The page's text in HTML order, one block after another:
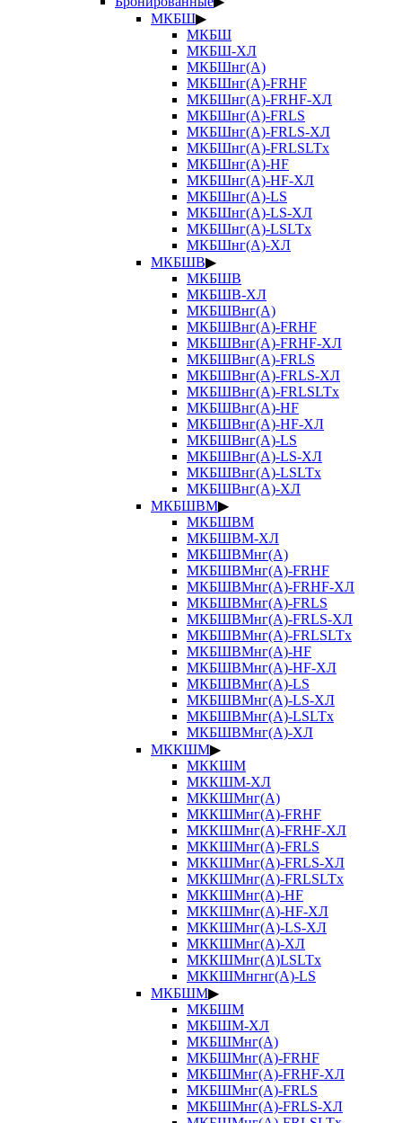
МКБШ▶
МКБШ
МКБШ-ХЛ
МКБШнг(А)
МКБШнг(А)-FRHF
МКБШнг(А)-FRHF-ХЛ
МКБШнг(А)-FRLS
МКБШнг(А)-FRLS-ХЛ
МКБШнг(А)-FRLSLTx
МКБШнг(А)-HF
МКБШнг(А)-HF-ХЛ
МКБШнг(А)-LS
МКБШнг(А)-LS-ХЛ
МКБШнг(А)-LSLTx
МКБШнг(А)-ХЛ
МКБШВ▶
МКБШВ
МКБШВ-ХЛ
МКБШВнг(А)
МКБШВнг(А)-FRHF
МКБШВнг(А)-FRHF-ХЛ
МКБШВнг(А)-FRLS
МКБШВнг(А)-FRLS-ХЛ
МКБШВнг(А)-FRLSLTx
МКБШВнг(А)-HF
МКБШВнг(А)-HF-ХЛ
МКБШВнг(А)-LS
МКБШВнг(А)-LS-ХЛ
МКБШВнг(А)-LSLTx
МКБШВнг(А)-ХЛ
МКБШВМ▶
МКБШВМ
МКБШВМ-ХЛ
МКБШВМнг(А)
МКБШВМнг(А)-FRHF
МКБШВМнг(А)-FRHF-ХЛ
МКБШВМнг(А)-FRLS
МКБШВМнг(А)-FRLS-ХЛ
МКБШВМнг(А)-FRLSLTx
МКБШВМнг(А)-HF
МКБШВМнг(А)-HF-ХЛ
МКБШВМнг(А)-LS
МКБШВМнг(А)-LS-ХЛ
МКБШВМнг(А)-LSLTx
МКБШВМнг(А)-ХЛ
МККШМ▶
МККШМ
МККШМ-ХЛ
МККШМнг(А)
МККШМнг(А)-FRHF
МККШМнг(А)-FRHF-ХЛ
МККШМнг(А)-FRLS
МККШМнг(А)-FRLS-ХЛ
МККШМнг(А)-FRLSLTx
МККШМнг(А)-HF
МККШМнг(А)-HF-ХЛ
МККШМнг(А)-LS-ХЛ
МККШМнг(А)-ХЛ
МККШМнг(А)LSLTx
МККШМнгнг(А)-LS
МКБШМ▶
МКБШМ
МКБШМ-ХЛ
МКБШМнг(А)
МКБШМнг(А)-FRHF
МКБШМнг(А)-FRHF-ХЛ
МКБШМнг(А)-FRLS
МКБШМнг(А)-FRLS-ХЛ